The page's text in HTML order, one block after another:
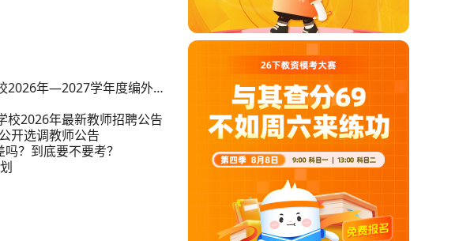
2026年—2027学年度编外聘
校2026年最新教师招聘公告
开选调教师公告
？到底要不要考？